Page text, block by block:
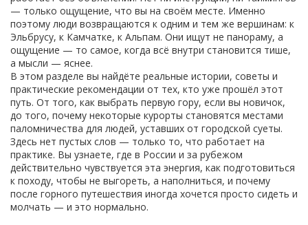
— только ощущение, что вы на своём месте. Именно
поэтому люди возвращаются к одним и тем же вершинам: к
Эльбрусу, к Камчатке, к Альпам. Они ищут не панораму, а
ощущение — то самое, когда всё внутри становится тише,
а мысли — яснее.
В этом разделе вы найдёте реальные истории, советы и
практические рекомендации от тех, кто уже прошёл этот
путь. От того, как выбрать первую гору, если вы новичок,
до того, почему некоторые курорты становятся местами
паломничества для людей, уставших от городской суеты.
Здесь нет пустых слов — только то, что работает на
практике. Вы узнаете, где в России и за рубежом
действительно чувствуется эта энергия, как подготовиться
к походу, чтобы не выгореть, а наполниться, и почему
после горного путешествия иногда хочется просто сидеть и
молчать — и это нормально.